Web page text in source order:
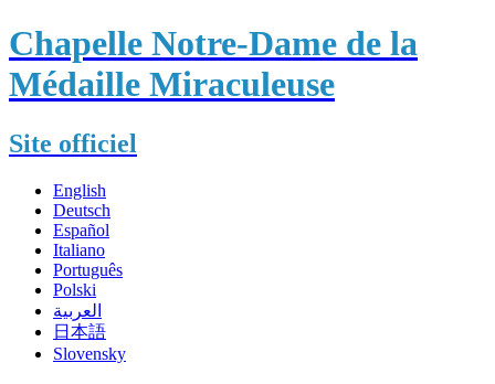
Chapelle Notre-Dame de la
Médaille Miraculeuse
Site officiel
English
Deutsch
Español
Italiano
Português
Polski
العربية
日本語
Slovensky